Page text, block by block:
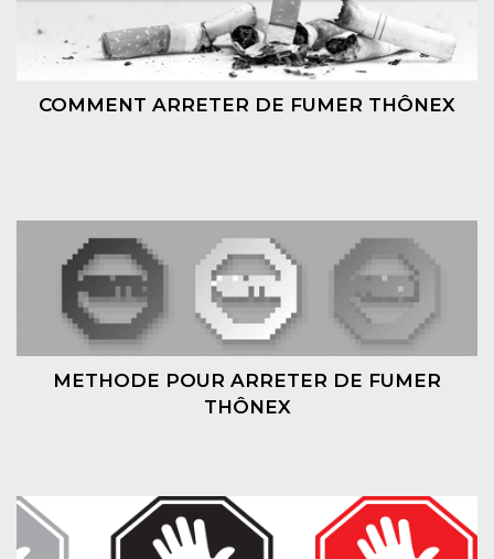
COMMENT ARRETER DE FUMER THÔNEX
METHODE POUR ARRETER DE FUMER
THÔNEX